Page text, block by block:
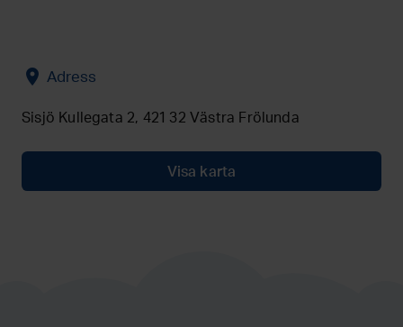
location_on Adress
Sisjö Kullegata 2, 421 32 Västra Frölunda
Visa karta